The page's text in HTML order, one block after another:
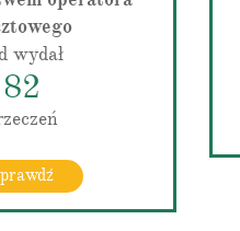
wydał
82